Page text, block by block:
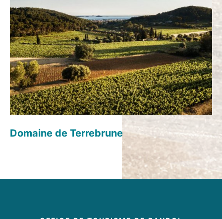
Domaine de Terrebrune